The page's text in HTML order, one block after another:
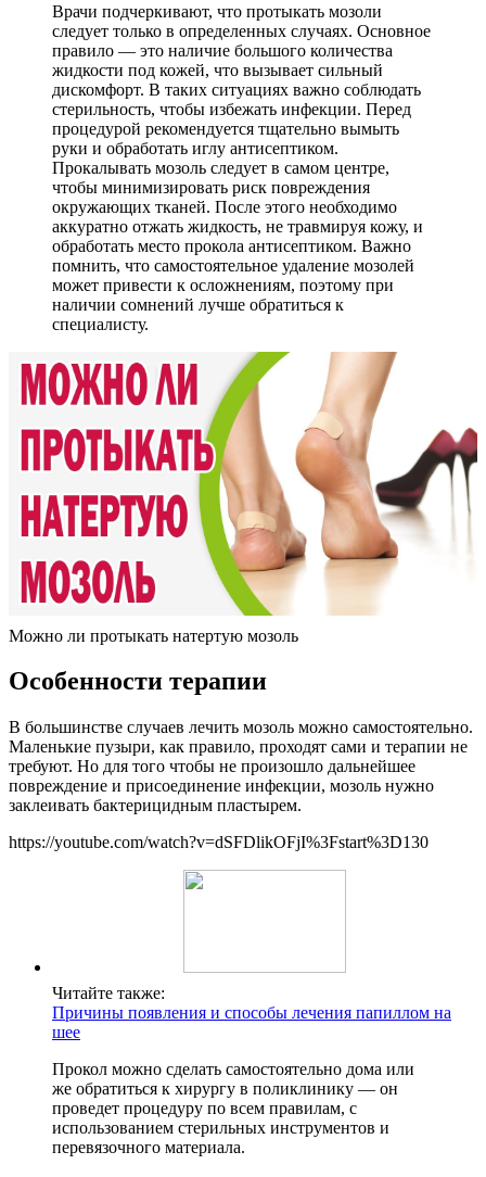
Врачи подчеркивают, что протыкать мозоли
следует только в определенных случаях. Основное
правило — это наличие большого количества
жидкости под кожей, что вызывает сильный
дискомфорт. В таких ситуациях важно соблюдать
стерильность, чтобы избежать инфекции. Перед
процедурой рекомендуется тщательно вымыть
руки и обработать иглу антисептиком.
Прокалывать мозоль следует в самом центре,
чтобы минимизировать риск повреждения
окружающих тканей. После этого необходимо
аккуратно отжать жидкость, не травмируя кожу, и
обработать место прокола антисептиком. Важно
помнить, что самостоятельное удаление мозолей
может привести к осложнениям, поэтому при
наличии сомнений лучше обратиться к
специалисту.
Можно ли протыкать натертую мозоль
Особенности терапии
В большинстве случаев лечить мозоль можно самостоятельно.
Маленькие пузыри, как правило, проходят сами и терапии не
требуют. Но для того чтобы не произошло дальнейшее
повреждение и присоединение инфекции, мозоль нужно
заклеивать бактерицидным пластырем.
https://youtube.com/watch?v=dSFDlikOFjI%3Fstart%3D130
Читайте также:
Причины появления и способы лечения папиллом на
шее
Прокол можно сделать самостоятельно дома или
же обратиться к хирургу в поликлинику — он
проведет процедуру по всем правилам, с
использованием стерильных инструментов и
перевязочного материала.